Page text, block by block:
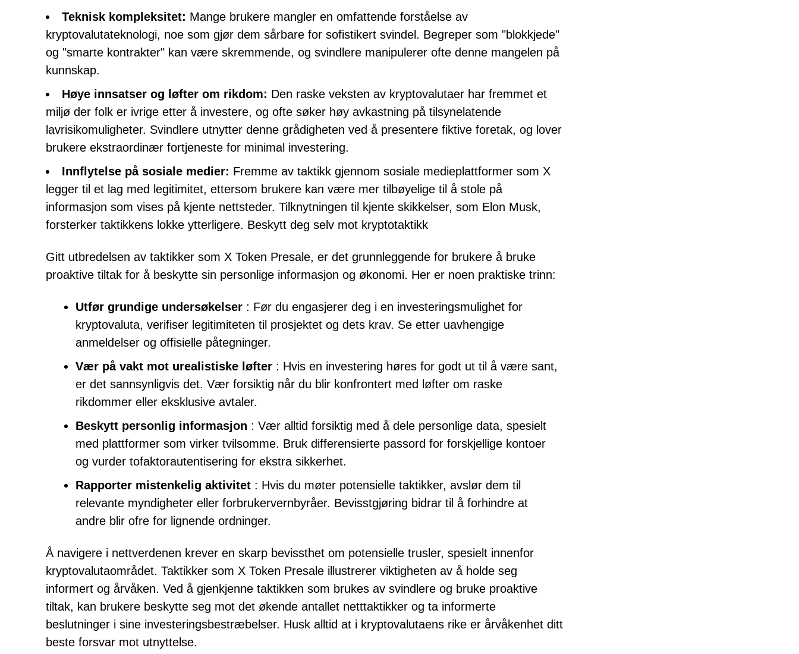
Teknisk kompleksitet: Mange brukere mangler en omfattende forståelse av
kryptovalutateknologi, noe som gjør dem sårbare for sofistikert svindel. Begreper som "blokkjede"
og "smarte kontrakter" kan være skremmende, og svindlere manipulerer ofte denne mangelen på
kunnskap.
Høye innsatser og løfter om rikdom: Den raske veksten av kryptovalutaer har fremmet et
miljø der folk er ivrige etter å investere, og ofte søker høy avkastning på tilsynelatende
lavrisikomuligheter. Svindlere utnytter denne grådigheten ved å presentere fiktive foretak, og lover
brukere ekstraordinær fortjeneste for minimal investering.
Innflytelse på sosiale medier: Fremme av taktikk gjennom sosiale medieplattformer som X
legger til et lag med legitimitet, ettersom brukere kan være mer tilbøyelige til å stole på
informasjon som vises på kjente nettsteder. Tilknytningen til kjente skikkelser, som Elon Musk,
forsterker taktikkens lokke ytterligere. Beskytt deg selv mot kryptotaktikk
Gitt utbredelsen av taktikker som X Token Presale, er det grunnleggende for brukere å bruke
proaktive tiltak for å beskytte sin personlige informasjon og økonomi. Her er noen praktiske trinn:
Utfør grundige undersøkelser : Før du engasjerer deg i en investeringsmulighet for
kryptovaluta, verifiser legitimiteten til prosjektet og dets krav. Se etter uavhengige
anmeldelser og offisielle påtegninger.
Vær på vakt mot urealistiske løfter : Hvis en investering høres for godt ut til å være sant,
er det sannsynligvis det. Vær forsiktig når du blir konfrontert med løfter om raske
rikdommer eller eksklusive avtaler.
Beskytt personlig informasjon : Vær alltid forsiktig med å dele personlige data, spesielt
med plattformer som virker tvilsomme. Bruk differensierte passord for forskjellige kontoer
og vurder tofaktorautentisering for ekstra sikkerhet.
Rapporter mistenkelig aktivitet : Hvis du møter potensielle taktikker, avslør dem til
relevante myndigheter eller forbrukervernbyråer. Bevisstgjøring bidrar til å forhindre at
andre blir ofre for lignende ordninger.
Å navigere i nettverdenen krever en skarp bevissthet om potensielle trusler, spesielt innenfor
kryptovalutaområdet. Taktikker som X Token Presale illustrerer viktigheten av å holde seg
informert og årvåken. Ved å gjenkjenne taktikken som brukes av svindlere og bruke proaktive
tiltak, kan brukere beskytte seg mot det økende antallet netttaktikker og ta informerte
beslutninger i sine investeringsbestræbelser. Husk alltid at i kryptovalutaens rike er årvåkenhet ditt
beste forsvar mot utnyttelse.